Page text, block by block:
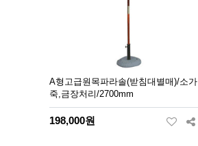
A형고급원목파라솔(받침대별매)/소가
죽,금장처리/2700mm
198,000원